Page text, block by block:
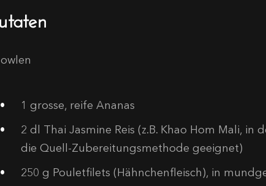
1 grosse, reife Ananas
2 dl Thai Jasmine Reis (z.B. Khao Hom Mali,
die Quell-Zubereitungsmethode geeignet)
250 g Pouletfilets (Hähnchenfleisch), in